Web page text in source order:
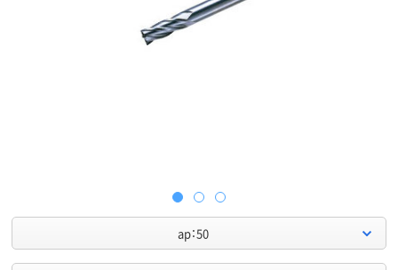
ap：50